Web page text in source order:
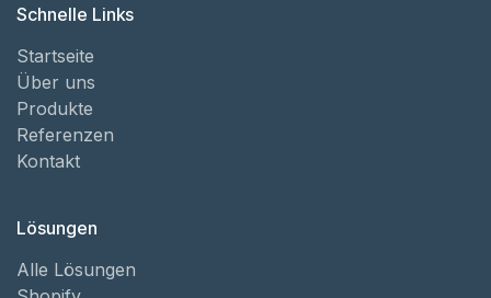
Schnelle Links
Startseite
Über uns
Produkte
Referenzen
Kontakt
Lösungen
Alle Lösungen